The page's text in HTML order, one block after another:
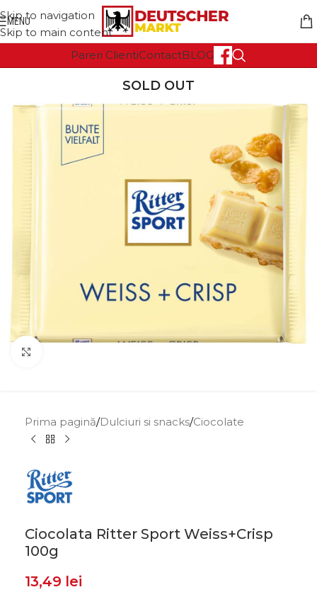
Skip to navigation
Skip to main content
MENU
Pareri ClientiContactBLOG
SOLD OUT
Prima pagină/Dulciuri si snacks/Ciocolate
Ciocolata Ritter Sport Weiss+Crisp
100g
13,49 lei